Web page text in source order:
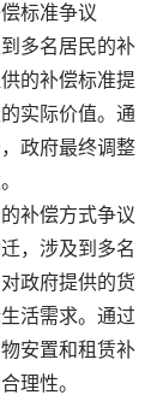
标准争议
多名居民的补
的补偿标准提
实际价值。通
政府最终调整
补偿方式争议
，涉及到多名
政府提供的货
活需求。通过
安置和租赁补
理性。